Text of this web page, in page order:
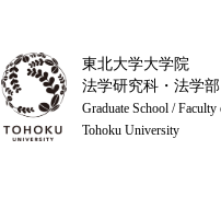
東北大学大学院
法学研究科・法学部
Graduate School /
Tohoku University